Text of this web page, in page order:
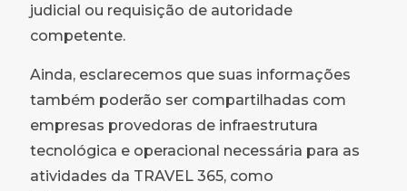
judicial ou requisição de autoridade
competente.
Ainda, esclarecemos que suas informações
também poderão ser compartilhadas com
empresas provedoras de infraestrutura
tecnológica e operacional necessária para as
atividades da TRAVEL 365, como